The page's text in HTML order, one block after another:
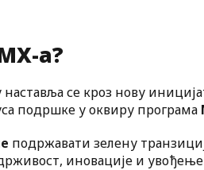
а?
се кроз нову
подршке у оквиру програма
подржавати зелену
иновације и